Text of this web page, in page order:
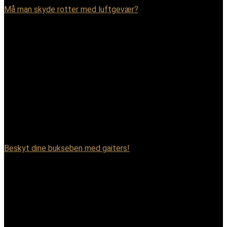
Må man skyde rotter med luftgevær?
Beskyt dine bukseben med gaiters!